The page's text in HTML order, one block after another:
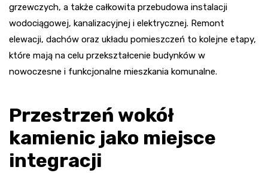
grzewczych, a także całkowita przebudowa instalacji
wodociągowej, kanalizacyjnej i elektrycznej. Remont
elewacji, dachów oraz układu pomieszczeń to kolejne etapy,
które mają na celu przekształcenie budynków w
nowoczesne i funkcjonalne mieszkania komunalne.
Przestrzeń wokół
kamienic jako miejsce
integracji